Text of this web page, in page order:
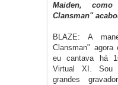
Maiden,
Clansman"
BLAZE: A
Clansman"
eu cantava há
Virtual XI. Sou
grandes